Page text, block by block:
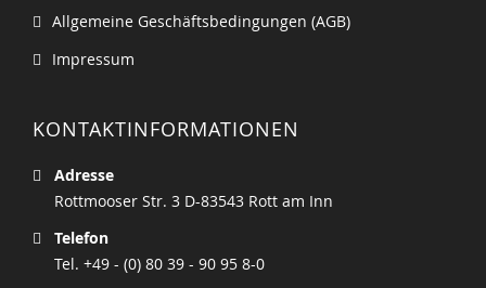
Allgemeine Geschäftsbedingungen (AGB)
Impressum
KONTAKTINFORMATIONEN
Adresse
Rottmooser Str. 3 D-83543 Rott am Inn
Telefon
Tel. +49 - (0) 80 39 - 90 95 8-0